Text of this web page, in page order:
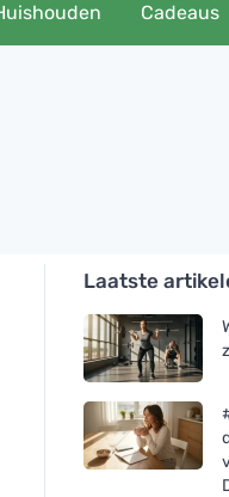
Cadeaus
Laatste